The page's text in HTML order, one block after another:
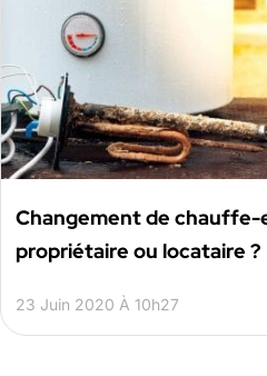
Changement de chauffe-
propriétaire ou locataire ?
23 Juin 2020 À 10h27